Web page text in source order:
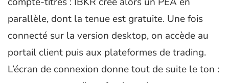
parallèle, dont la tenue est gratuite. Une fois
connecté sur la version desktop, on accède au
portail client puis aux plateformes de trading.
L’écran de connexion donne tout de suite le ton :